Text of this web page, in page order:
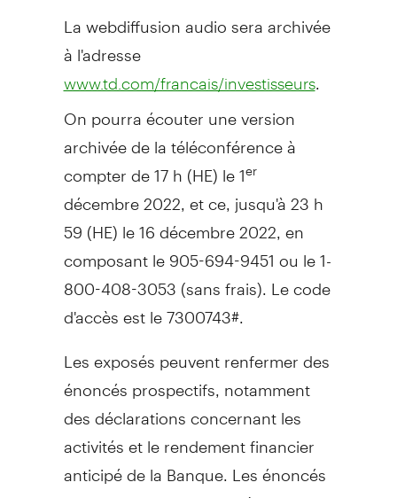
La webdiffusion audio sera archivée
à l'adresse
www.td.com/francais/investisseurs.
On pourra écouter une version
archivée de la téléconférence à
compter de 17 h (HE) le 1er
décembre 2022, et ce, jusqu'à 23 h
59 (HE) le 16 décembre 2022, en
composant le 905-694-9451 ou le 1-
800-408-3053 (sans frais). Le code
d'accès est le 7300743#.
Les exposés peuvent renfermer des
énoncés prospectifs, notamment
des déclarations concernant les
activités et le rendement financier
anticipé de la Banque. Les énoncés